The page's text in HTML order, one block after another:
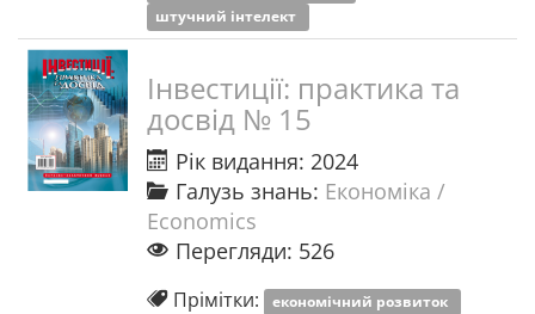
штучний інтелект
Інвестиції: практика та
досвід № 15
Рік видання: 2024
Галузь знань: Економіка /
Economics
Перегляди: 526
Прімітки: економічний розвиток